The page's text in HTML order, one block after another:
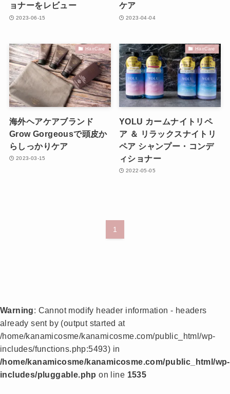
ョナーをレビュー
2023-06-15
ケア
2023-04-04
HairCare
海外ヘアケアブランド
Grow Gorgeousで頭皮か
らしっかりケア
2023-03-15
HairCare
YOLU カームナイトリペ
ア ＆ リラックスナイトリ
ペア シャンプー・コンデ
ィショナー
2022-05-05
1
Warning: Cannot modify header information - headers
already sent by (output started at
/home/kanamicosme/kanamicosme.com/public_html/wp-
includes/functions.php:5493) in
/home/kanamicosme/kanamicosme.com/public_html/wp-
includes/pluggable.php on line 1535